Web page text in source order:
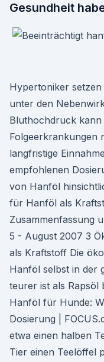
Gesundheit
Hypertoniker setzen
unter den
Bluthochdruck kann
Folgeerkrankungen
langfristige
empfohlenen
von Hanföl
für Hanföl als
Zusammenfassung
5 - August 2007 3
als Kraftstoff Die
Hanföl selbst in der
teurer ist als Rapsöl
Hanföl für Hunde:
Dosierung |
etwa einen halben
Tier einen Teelöffel